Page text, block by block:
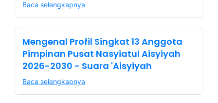
Baca selengkapnya
Mengenal Profil Singkat 13 Anggota
Pimpinan Pusat Nasyiatul Aisyiyah
2026-2030 - Suara 'Aisyiyah
Baca selengkapnya